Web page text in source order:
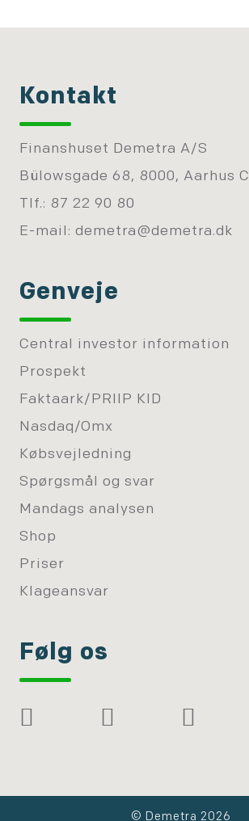
Kontakt
Finanshuset Demetra A/S
Bülowsgade 68, 8000, Aarhus C
Tlf.: 87 22 90 80
E-mail: demetra@demetra.dk
Genveje
Central investor information
Prospekt
Faktaark/PRIIP KID
Nasdaq/Omx
Købsvejledning
Spørgsmål og svar
Mandags analysen
Shop
Priser
Klageansvar
Følg os
© Demetra 2026